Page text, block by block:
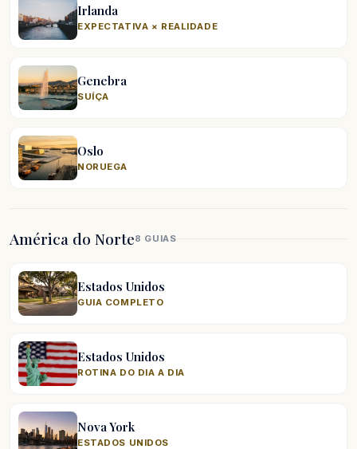
Irlanda
EXPECTATIVA × REALIDADE
Genebra
SUÍÇA
Oslo
NORUEGA
América do Norte8 GUIAS
Estados Unidos
GUIA COMPLETO
Estados Unidos
ROTINA DO DIA A DIA
Nova York
ESTADOS UNIDOS